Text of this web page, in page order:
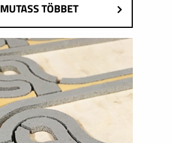
MUTASS TÖBBET